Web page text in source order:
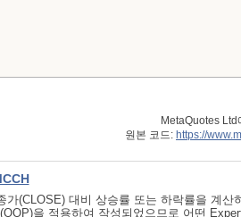
MetaQuotes Ltd
원본 코드: https://
가(CLOSE) 대비 상승률 또는 하락률을 계산
을 적용하여 작성되었으므로 어떤